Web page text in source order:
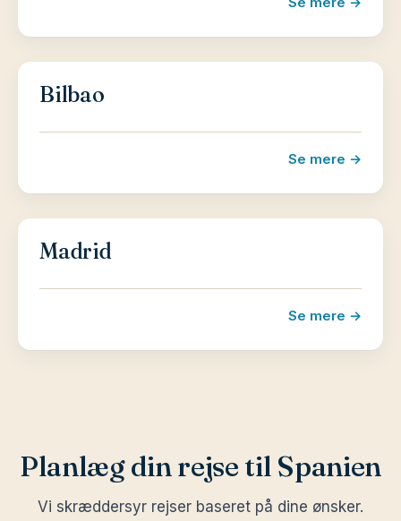
palads på det samme sted.
En tur på østkysten
katedralen, Plaza de la Virgen, Plaza Redonda,
Plaza Patriarca, facaden af palaset af Marqués de
Dos Aguas, byens rådhusplads og ikke mindst
Valencias markeder. En rejse til Spanien kan byde
Bilbao
Se mere →
Madrid
Se mere →
Planlæg din rejse til Spanien
Vi skræddersyr rejser baseret på dine ønsker.